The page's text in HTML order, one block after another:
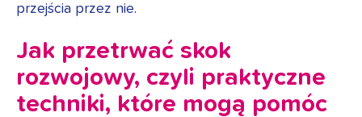
przejścia przez nie.
Jak przetrwać skok
rozwojowy, czyli praktyczne
techniki, które mogą pomóc